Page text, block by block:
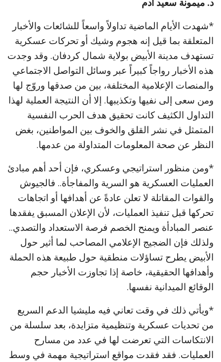
*شهدت الأيام الماضية تداولاً واسعاً للشائعات والأخبار
المتعلقة بما قيل إنه هجوم وشيك أو تحركات عسكرية
تستهدف مدينة الأبيض بولاية شمال كردفان. وقد وجدت
هذه الأخبار رواجاً كبيراً عبر وسائل التواصل الاجتماعي
والمنصات الإعلامية المختلفة، بين من صدقها وروّج لها
ومن سعى إلى نفيها وتكذيبها. إلا أن النتيجة العملية لهذا
التداول الكثيف كانت تحقيق هدف الحرب النفسية
المتمثل في نشر القلق والخوف بين المواطنين، بغض
النظر عن صحة المعلومات المتداولة من عدمها.
*ومن منظور استراتيجي وعسكري، فإن أحد أهم مبادئ
العمليات العسكرية هو السرية والمفاجأة.. فالجيوش
والقوات المقاتلة لا تعلن عادةً عن أهدافها أو اتجاهات
تحركها قبل تنفيذ العمليات، لأن الإعلان المسبق يفقدها
عنصر المبادأة ويمنح الخصم فرصة الاستعداد والتصدي..
ولذلك فإن الضجيج الإعلامي المصاحب لما أثير حول
الأبيض يطرح تساؤلات منطقية حول طبيعة هذه الحملة
وأهدافها الحقيقية، خاصة إذا تجاوزت الأخبار حجم
الوقائع الميدانية نفسها.
*ويأتي ذلك في وقت تعاني فيه مليشيا الدعم السريع
من تحديات عسكرية وتنظيمية متزايدة، بعد سلسلة من
الانتكاسات التي تعرضت لها في عدد من مسارح
العمليات. فقد فقدت مواقع استراتيجية مهمة في وسط